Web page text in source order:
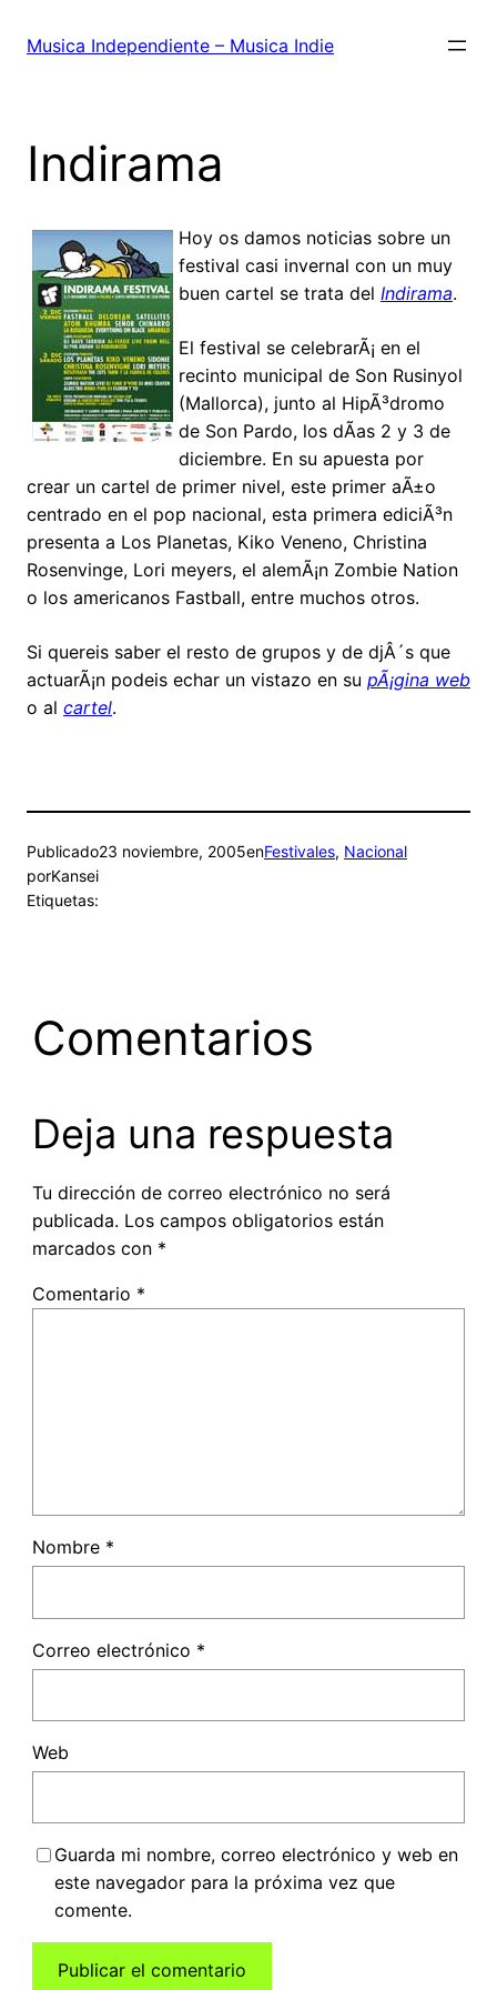
Musica Independiente – Musica Indie
Indirama
Hoy os damos noticias sobre un
festival casi invernal con un muy
buen cartel se trata del Indirama.
El festival se celebrarÃ¡ en el
recinto municipal de Son Rusinyol
(Mallorca), junto al HipÃ³dromo
de Son Pardo, los dÃ­as 2 y 3 de
diciembre. En su apuesta por
crear un cartel de primer nivel, este primer aÃ±o
centrado en el pop nacional, esta primera ediciÃ³n
presenta a Los Planetas, Kiko Veneno, Christina
Rosenvinge, Lori meyers, el alemÃ¡n Zombie Nation
o los americanos Fastball, entre muchos otros.
Si quereis saber el resto de grupos y de djÂ´s que
actuarÃ¡n podeis echar un vistazo en su pÃ¡gina web
o al cartel.
Publicado23 noviembre, 2005enFestivales, Nacional
porKansei
Etiquetas:
Comentarios
Deja una respuesta
Tu dirección de correo electrónico no será
publicada. Los campos obligatorios están
marcados con *
Comentario *
Nombre *
Correo electrónico *
Web
Guarda mi nombre, correo electrónico y web en
este navegador para la próxima vez que
comente.